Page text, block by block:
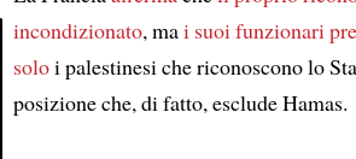
incondizionato, mai suoi funzionari
soloi palestinesi che riconoscono lo
posizione che, di fatto, esclude Hamas.